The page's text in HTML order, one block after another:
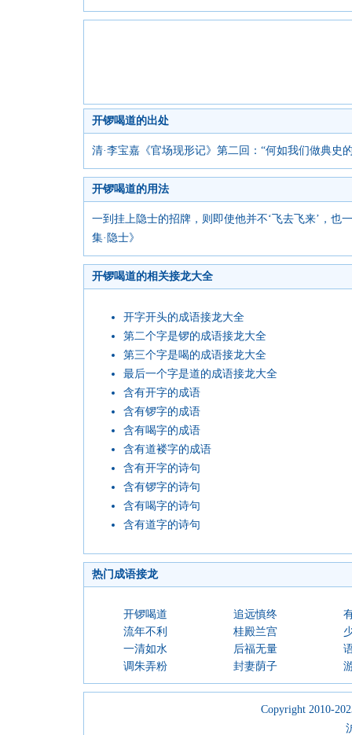
开锣喝道的出处
清·李宝嘉《官场现形记》第二回：“何如我们做典
开锣喝道的用法
一到挂上隐士的招牌，则即使他并不‘飞去飞来’，
集·隐士》
开锣喝道的相关接龙大全
开字开头的成语接龙大全
第二个字是锣的成语接龙大全
第三个字是喝的成语接龙大全
最后一个字是道的成语接龙大全
含有开字的成语
含有锣字的成语
含有喝字的成语
含有道褛字的成语
含有开字的诗句
含有锣字的诗句
含有喝字的诗句
含有道字的诗句
热门成语接龙
开锣喝道 追远慎终
流年不利
桂殿兰宫
一清如水
后福无量
调朱弄粉
封妻荫子
Copyright 2010-